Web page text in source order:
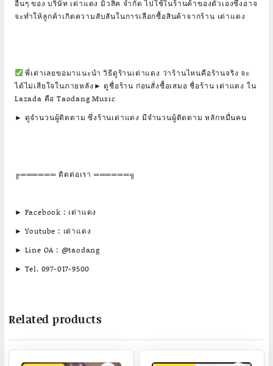
อื่นๆ ของ บริษัท เต่าแดง มิวสิค จำกัด ไปใช้ในร้านค้าของตัวเองซึ่งอาจ
จะทำให้ลูกค้าเกิดความสับสันในการเลือกซื้อสินค้าจากร้าน เต่าแดง
พี่เต่าเลยขอมาแนะนำ วิธีดูร้านเต่าแดง ว่าร้านไหนคือร้านจริง จะ
ได้ไม่เสียใจในภายหลัง► ดูชื่อร้าน ก่อนสั่งซื้อเสมอ ชื่อร้าน เต่าแดง ใน
Lazada คือ Taodang Music
► ดูจำนวนผู้ติดตาม ซึ่งร้านเต่าแดง มีจำนวนผู้ติดตาม หลักหมื่นคน
╔══════ ติดต่อเรา ══════╗
► Facebook : เต่าแดง
► Youtube : เต่าแดง
► Line OA : @taodang
► Tel. 097-017-9500
Related products